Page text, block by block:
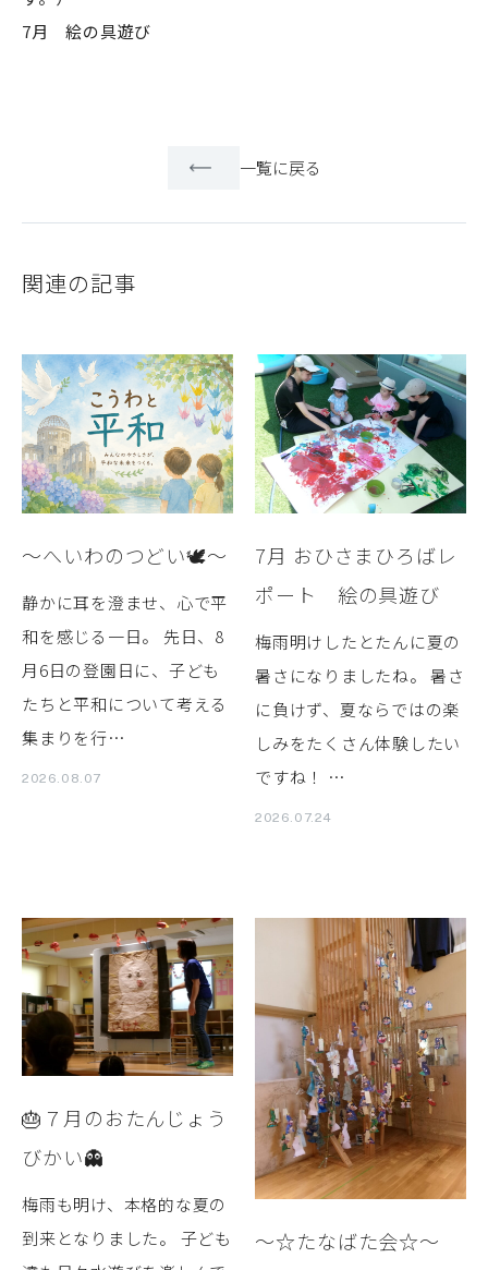
7月 絵の具遊び
一覧に戻る
関連の記事
～へいわのつどい🕊️～
静かに耳を澄ませ、心で平
和を感じる一日。 先日、8
月6日の登園日に、子ども
たちと平和について考える
集まりを行…
2026.08.07
7月 おひさまひろばレ
ポート 絵の具遊び
梅雨明けしたとたんに夏の
暑さになりましたね。 暑さ
に負けず、夏ならではの楽
しみをたくさん体験したい
ですね！ …
2026.07.24
🎂７月のおたんじょう
びかい👻
梅雨も明け、本格的な夏の
到来となりました。 子ども
～☆たなばた会☆～